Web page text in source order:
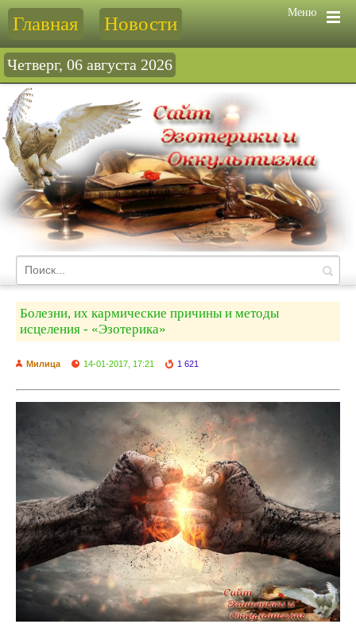
Меню
Главная Новости
Четверг, 06 августа 2026
Болезни, их кармические причины и методы
исцеления - «Эзотерика»
Милица 14-01-2017, 17:21 1 621